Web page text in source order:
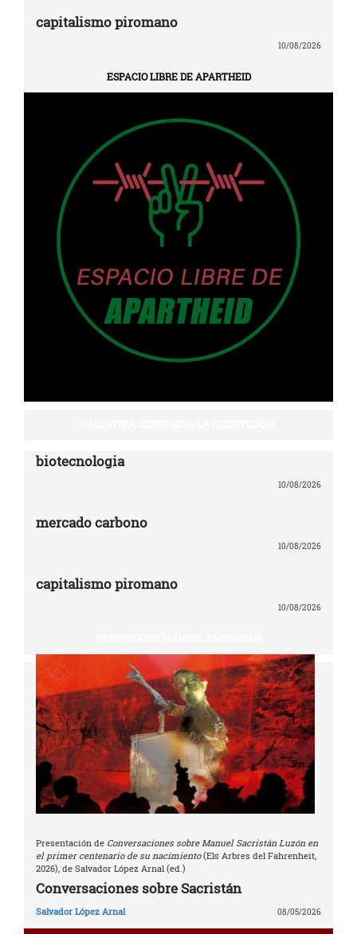
capitalismo piromano
10/08/2026
ESPACIO LIBRE DE APARTHEID
biotecnologia
10/08/2026
mercado carbono
10/08/2026
capitalismo piromano
10/08/2026
Presentación de Conversaciones sobre Manuel Sacristán Luzón en
el primer centenario de su nacimiento(Els Arbres del Fahrenheit,
2026), de Salvador López Arnal (ed.)
Conversaciones sobre Sacristán
Salvador López Arnal 08/05/2026